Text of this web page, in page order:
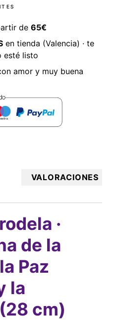
de 65€
en tienda (Valencia) · te
esté listo
amor y muy buena
VALORACIONES
·
de la
Paz
la
cm)